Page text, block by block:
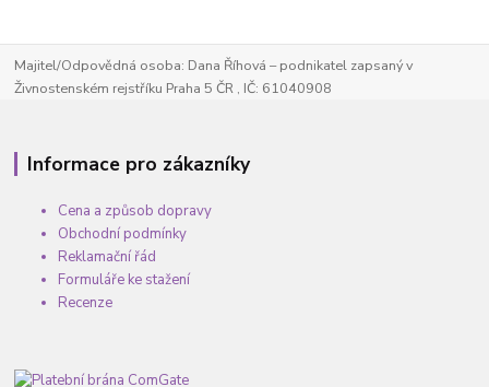
Majitel/Odpovědná osoba: Dana Říhová – podnikatel zapsaný v
Živnostenském rejstříku Praha 5 ČR , IČ: 61040908
Informace pro zákazníky
Cena a způsob dopravy
Obchodní podmínky
Reklamační řád
Formuláře ke stažení
Recenze